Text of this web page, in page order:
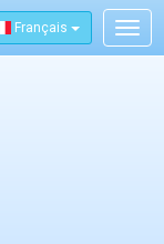
Français